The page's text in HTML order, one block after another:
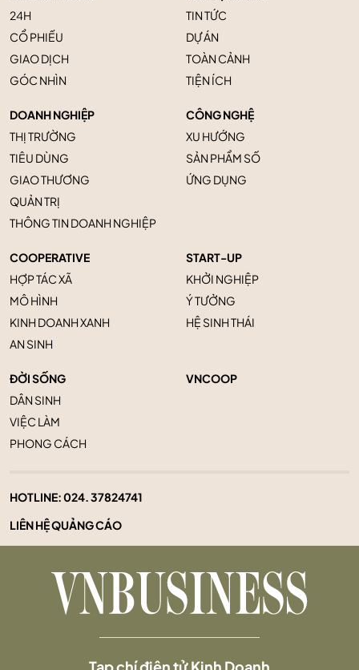
24H
CỔ PHIẾU
GIAO DỊCH
GÓC NHÌN
TIN TỨC
DỰ ÁN
TOÀN CẢNH
TIỆN ÍCH
DOANH NGHIỆP
THỊ TRƯỜNG
TIÊU DÙNG
GIAO THƯƠNG
QUẢN TRỊ
THÔNG TIN DOANH NGHIỆP
CÔNG NGHỆ
XU HƯỚNG
SẢN PHẨM SỐ
ỨNG DỤNG
COOPERATIVE
HỢP TÁC XÃ
MÔ HÌNH
KINH DOANH XANH
AN SINH
START-UP
KHỞI NGHIỆP
Ý TƯỞNG
HỆ SINH THÁI
ĐỜI SỐNG
DÂN SINH
VIỆC LÀM
PHONG CÁCH
VNCOOP
HOTLINE:024. 37824741
LIÊN HỆ QUẢNG CÁO
Tạp chí điện tử Kinh Doanh